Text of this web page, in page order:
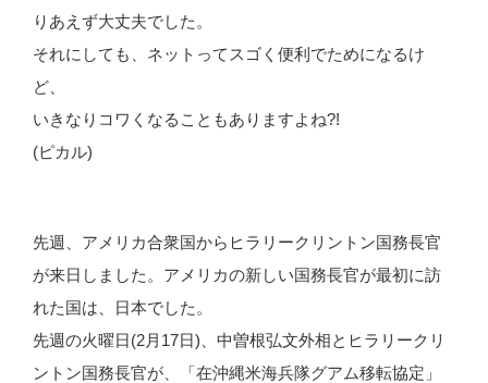
りあえず大丈夫でした。
それにしても、ネットってスゴく便利でためになるけ
ど、
いきなりコワくなることもありますよね?!
(ピカル)
先週、アメリカ合衆国からヒラリークリントン国務長官
が来日しました。アメリカの新しい国務長官が最初に訪
れた国は、日本でした。
先週の火曜日(2月17日)、中曽根弘文外相とヒラリークリ
ントン国務長官が、「在沖縄米海兵隊グアム移転協定」